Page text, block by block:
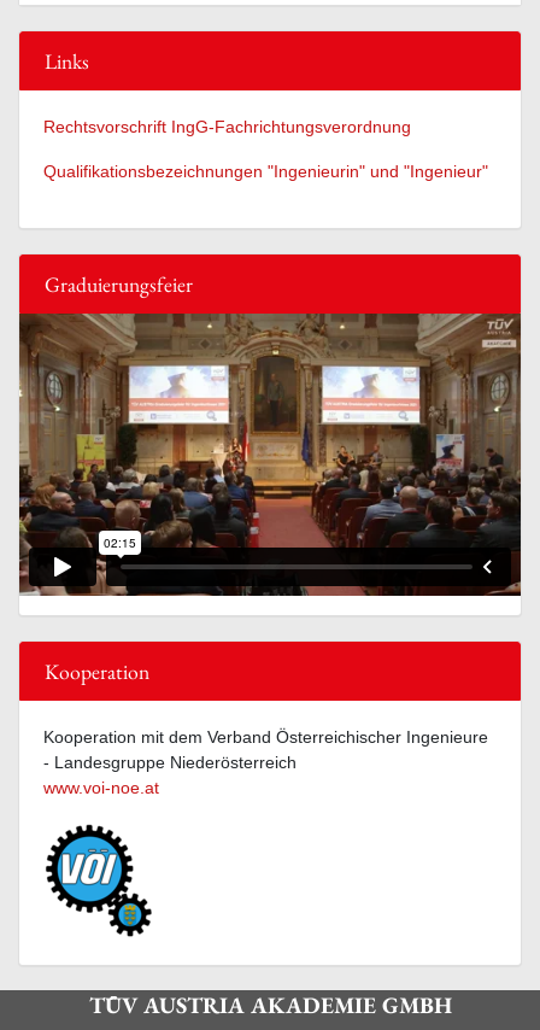
Links
Rechtsvorschrift IngG-Fachrichtungsverordnung
Qualifikationsbezeichnungen "Ingenieurin" und "Ingenieur"
Graduierungsfeier
Kooperation
Kooperation mit dem Verband Österreichischer Ingenieure
- Landesgruppe Niederösterreich
www.voi-noe.at
TÜV AUSTRIA AKADEMIE GMBH